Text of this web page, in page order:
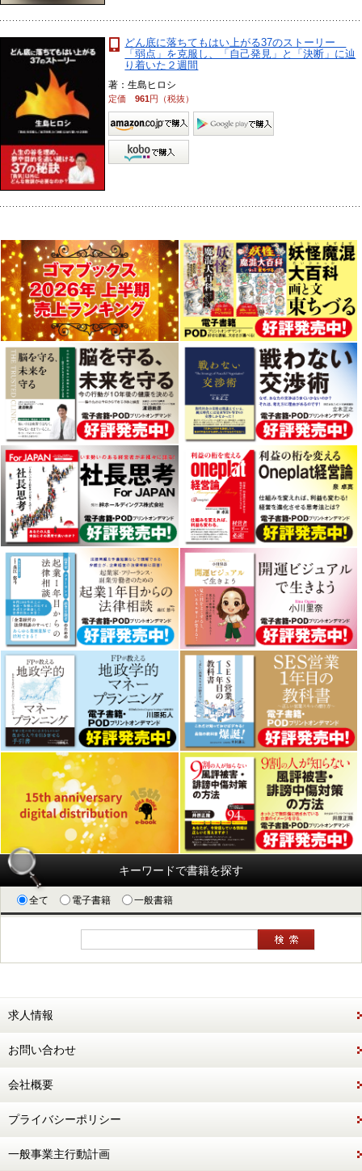
どん底に落ちてもはい上がる37のストーリー
「弱点」を克服し、「自己発見」と「決断」に辿
り着いた２週間
著：生島ヒロシ
定価961円（税抜）
キーワードで書籍を探す
全て 電子書籍 一般書籍
求人情報
お問い合わせ
会社概要
プライバシーポリシー
一般事業主行動計画